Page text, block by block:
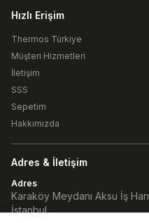
Hızlı Erişim
Thermos Türkiye
Müşteri Hizmetleri
İletişim
SSS
Sepetim
Hakkımızda
Adres & İletişim
Adres
Karaköy Meydanı Aksu İş
İstanbul